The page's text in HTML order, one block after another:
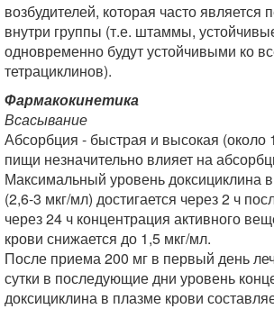
возбудителей, которая часто является
внутри группы (т.е. штаммы,
одновременно будут устойчивыми ко
тетрациклинов).
Фармакокинетика
Всасывание
Абсорбция - быстрая и высокая (около
пищи незначительно влияет на
Максимальный уровень доксициклина
(2,6-3 мкг/мл) достигается через 2 ч
через 24 ч концентрация активного
крови снижается до 1,5 мкг/мл.
После приема 200 мг в первый день
сутки в последующие дни уровень
доксициклина в плазме крови